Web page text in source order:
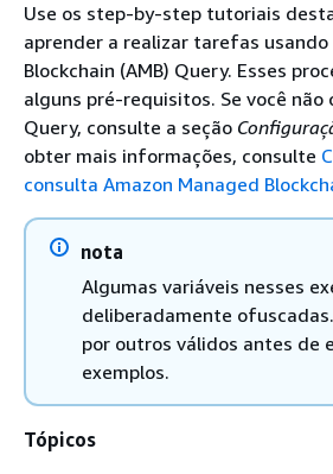
Use os step-by-step tutoriais
aprender a realizar tarefas usando
Blockchain (AMB) Query. Esses
alguns pré-requisitos. Se você não
Query, consulte a seção
obter mais informações, consulte
consulta Amazon Managed
nota
Algumas variáveis nesses
deliberadamente
por outros válidos antes de
exemplos.
Tópicos